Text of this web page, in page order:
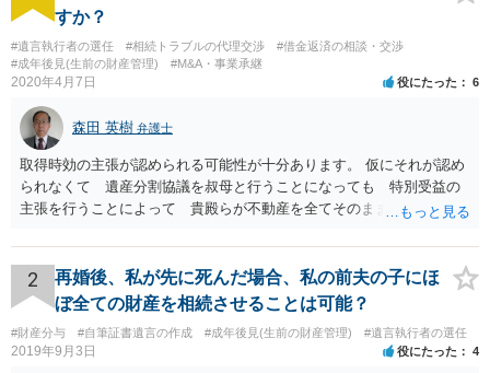
すか？
#遺言執行者の選任 #相続トラブルの代理交渉
#借金返済の相談・交渉
#成年後見(生前の財産管理)
#M&A・事業承継
2020年4月7日 役にたった 6
森田 英樹 弁護士
取得時効の主張が認められる可能性が十分あります。 仮にそれが認め
られなくて 遺産分割協議を叔母と行うことになっても 特別受益の
主張を行うことによって 貴殿らが不動産を全てそのまま取得できる
2
再婚後、私が先に死んだ場合、私の前夫の子にほ
ぼ全ての財産を相続させることは可能？
#財産分与 #自筆証書遺言の作成 #成年後見(生前の財産管理) #遺言執行者の選任
2019年9月3日 役にたった 4